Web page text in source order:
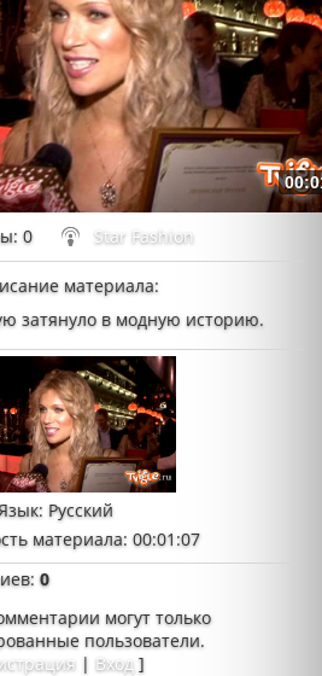
: 0 Star Fashion
материала:
затянуло в модную историю.
: Русский
материала: 00:01:07
:0
могут только
пользователи.
| Вход ]